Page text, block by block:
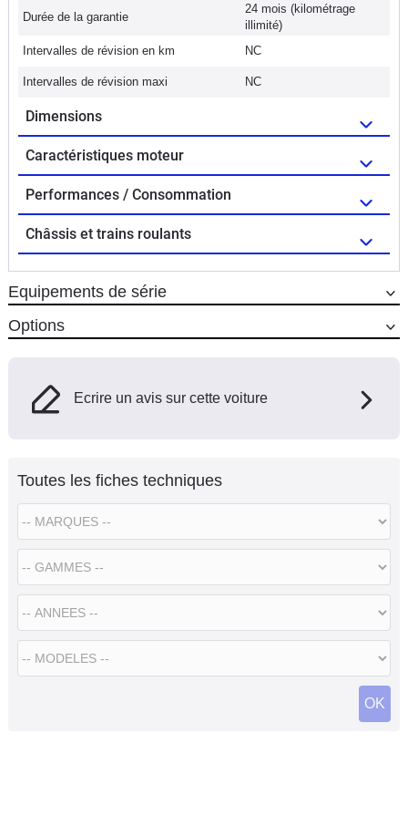
Durée de la garantie
24 mois (kilométrage
illimité)
Intervalles de révision en km
NC
Intervalles de révision maxi NC
Dimensions
Caractéristiques moteur
Performances / Consommation
Châssis et trains roulants
Equipements de série
Options
Ecrire un avis sur cette voiture
Toutes les fiches techniques